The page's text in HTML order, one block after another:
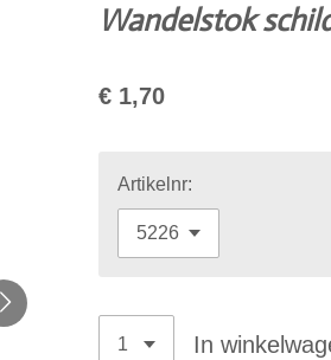
Wandelstok
€ 1,70
Artikelnr:
In